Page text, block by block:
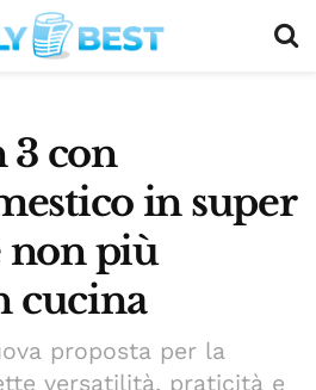
3 con
in super
non più
cucina
proposta per la
versatilità, praticità e